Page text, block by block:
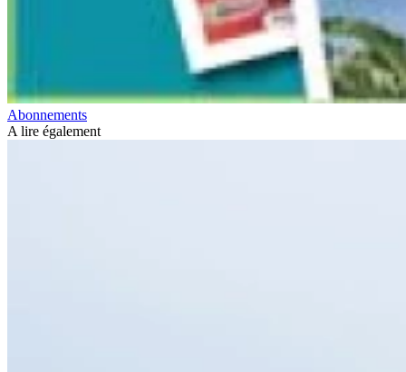
Abonnements
A lire également